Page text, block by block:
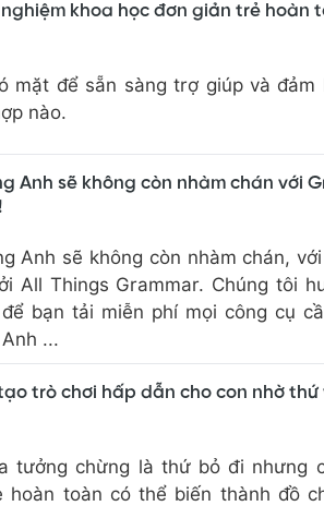
khoa học đơn giản trẻ hoàn
mặt để sẵn sàng trợ giúp và đảm
nào.
Anh sẽ không còn nhàm chán với
Anh sẽ không còn nhàm chán,
All Things Grammar. Chúng tôi
bạn tải miễn phí mọi công cụ
...
trò chơi hấp dẫn cho con nhờ
tưởng chừng là thứ bỏ đi nhưng
hoàn toàn có thể biến thành đồ